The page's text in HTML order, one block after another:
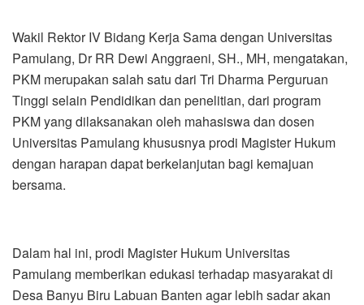
Wakil Rektor IV Bidang Kerja Sama dengan Universitas
Pamulang, Dr RR Dewi Anggraeni, SH., MH, mengatakan,
PKM merupakan salah satu dari Tri Dharma Perguruan
Tinggi selain Pendidikan dan penelitian, dari program
PKM yang dilaksanakan oleh mahasiswa dan dosen
Universitas Pamulang khususnya prodi Magister Hukum
dengan harapan dapat berkelanjutan bagi kemajuan
bersama.
Dalam hal ini, prodi Magister Hukum Universitas
Pamulang memberikan edukasi terhadap masyarakat di
Desa Banyu Biru Labuan Banten agar lebih sadar akan